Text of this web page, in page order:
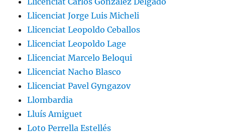
Llicenciat Jorge Luis Micheli
Llicenciat Leopoldo Ceballos
Llicenciat Leopoldo Lage
Llicenciat Marcelo Beloqui
Llicenciat Nacho Blasco
Llicenciat Pavel Gyngazov
Llombardia
Lluís Amiguet
Loto Perrella Estellés